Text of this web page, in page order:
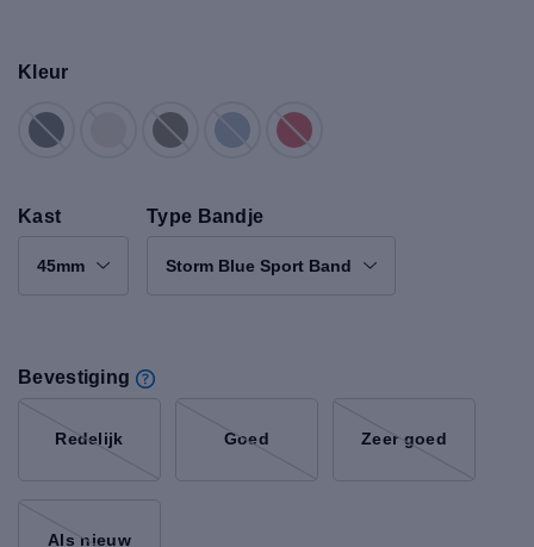
Kleur
Kast
45mm
Type Bandje
Storm Blue Sport Band
Bevestiging
Redelijk Goed Zeer goed
Als nieuw